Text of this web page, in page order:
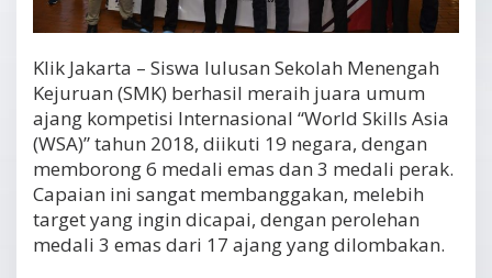
Klik Jakarta – Siswa lulusan Sekolah Menengah
Kejuruan (SMK) berhasil meraih juara umum
ajang kompetisi Internasional “World Skills Asia
(WSA)” tahun 2018, diikuti 19 negara, dengan
memborong 6 medali emas dan 3 medali perak.
Capaian ini sangat membanggakan, melebih
target yang ingin dicapai, dengan perolehan
medali 3 emas dari 17 ajang yang dilombakan.